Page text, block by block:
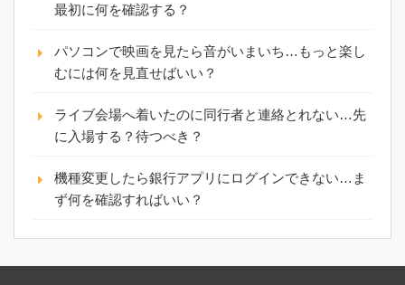
最初に何を確認する？
パソコンで映画を見たら音がいまいち…もっと楽し
むには何を見直せばいい？
ライブ会場へ着いたのに同行者と連絡とれない…先
に入場する？待つべき？
機種変更したら銀行アプリにログインできない…ま
ず何を確認すればいい？